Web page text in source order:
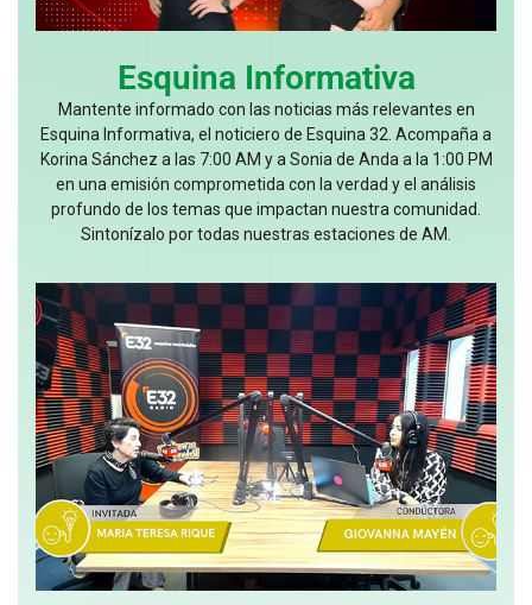
Esquina Informativa
Mantente informado con las noticias más relevantes en
Esquina Informativa, el noticiero de Esquina 32. Acompaña a
Korina Sánchez a las 7:00 AM y a Sonia de Anda a la 1:00 PM
en una emisión comprometida con la verdad y el análisis
profundo de los temas que impactan nuestra comunidad.
Sintonízalo por todas nuestras estaciones de AM.